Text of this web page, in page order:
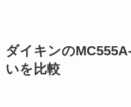
ダイキンの
いを比較